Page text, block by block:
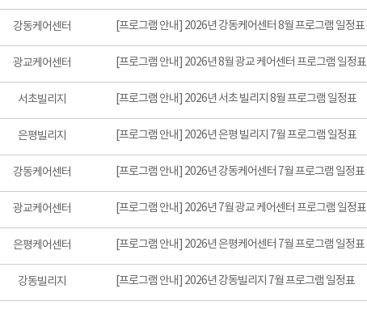
강동케어센터 [프로그램 안내] 2026년 강동케어센터 8월 프로그램 일정표
광교케어센터 [프로그램 안내] 2026년 8월 광교 케어센터 프로그램 일정표
서초빌리지 [프로그램 안내] 2026년 서초 빌리지 8월 프로그램 일정표
은평빌리지 [프로그램 안내] 2026년 은평 빌리지 7월 프로그램 일정표
강동케어센터 [프로그램 안내] 2026년 강동케어센터 7월 프로그램 일정표
광교케어센터 [프로그램 안내] 2026년 7월 광교 케어센터 프로그램 일정표
은평케어센터 [프로그램 안내] 2026년 은평케어센터 7월 프로그램 일정표
강동빌리지 [프로그램 안내] 2026년 강동빌리지 7월 프로그램 일정표